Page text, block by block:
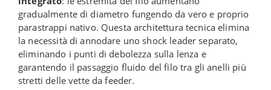
gradualmente di diametro fungendo da vero e proprio
parastrappi nativo. Questa architettura tecnica elimina
la necessità di annodare uno shock leader separato,
eliminando i punti di debolezza sulla lenza e
garantendo il passaggio fluido del filo tra gli anelli più
stretti delle vette da feeder.